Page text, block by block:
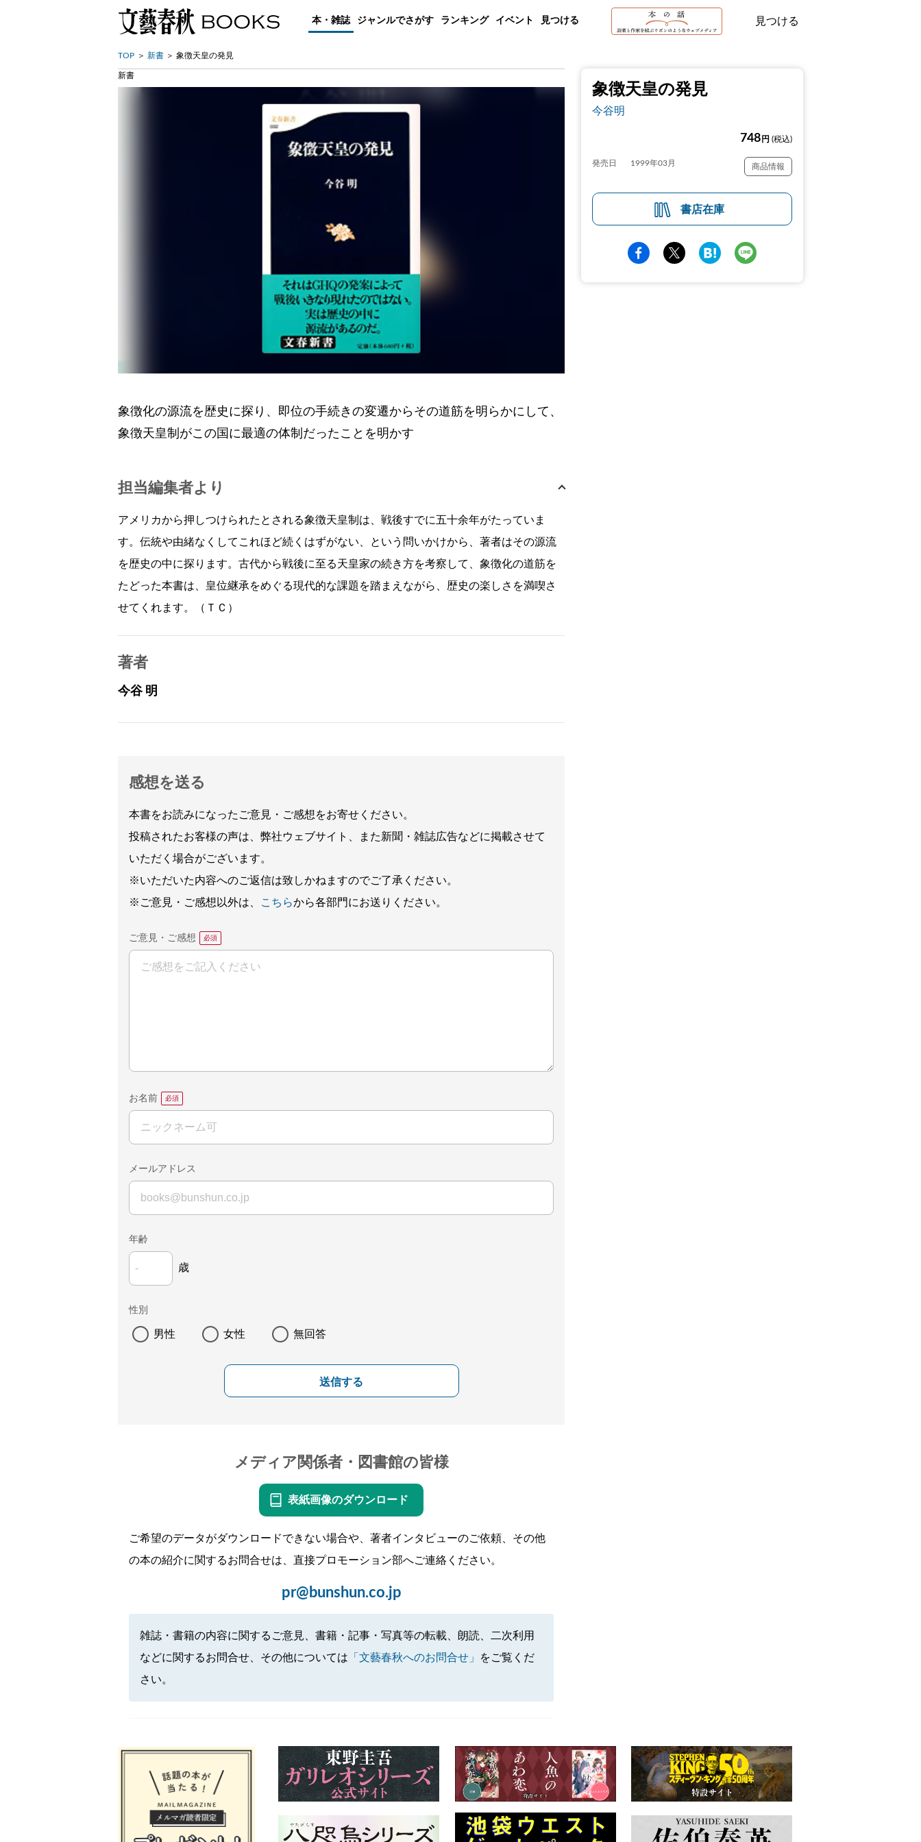
本・雑誌 ジャンルでさがす ランキング イベント 見つける 見つける
TOP 新書 象徴天皇の発見
象徴天皇の発見
今谷明
748 円 (税込)
発売日 1999年03月 商品情報
書店在庫
新書
象徴化の源流を歴史に探り、即位の手続きの変遷からその道筋を明らかにして、
象徴天皇制がこの国に最適の体制だったことを明かす
担当編集者より
アメリカから押しつけられたとされる象徴天皇制は、戦後すでに五十余年がたっていま
す。伝統や由緒なくしてこれほど続くはずがない、という問いかけから、著者はその源流
を歴史の中に探ります。古代から戦後に至る天皇家の続き方を考察して、象徴化の道筋を
たどった本書は、皇位継承をめぐる現代的な課題を踏まえながら、歴史の楽しさを満喫さ
せてくれます。（ＴＣ）
著者
今谷 明
感想を送る
本書をお読みになったご意見・ご感想をお寄せください。
投稿されたお客様の声は、弊社ウェブサイト、また新聞・雑誌広告などに掲載させて
いただく場合がございます。
※いただいた内容へのご返信は致しかねますのでご了承ください。
※ご意見・ご感想以外は、
こちらから各部門にお送りください。
ご意見・ご感想
お名前
メールアドレス
年齢
歳
性別
男性 女性 無回答
送信する
メディア関係者・図書館の皆様
表紙画像のダウンロード
ご希望のデータがダウンロードできない場合や、著者インタビューのご依頼、その他
の本の紹介に関するお問合せは、直接プロモーション部へご連絡ください。
pr@bunshun.co.jp
雑誌・書籍の内容に関するご意見、書籍・記事・写真等の転載、朗読、二次利用
などに関するお問合せ、その他については 「文藝春秋へのお問合せ」
をご覧くだ
さい。